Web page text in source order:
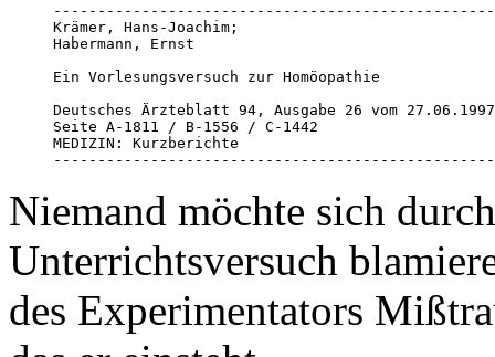
Krämer, Hans-Joachim;
Habermann, Ernst
Ein Vorlesungsversuch zur Homöopathie
Deutsches Ärzteblatt 94, Ausgabe 26 vom
Seite A-1811 / B-1556 / C-1442
MEDIZIN: Kurzberichte
Niemand möchte sich
Unterrichtsversuch
des Experimentators